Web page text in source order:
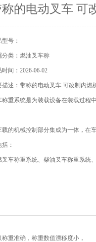
的电动叉车 可
型号：
分类：燃油叉车称
时间：2026-06-02
描述：带称的电动叉车 可改制内燃
称重系统是为装载设备在装载过程
载的机械控制部分集成为一体，在
：
叉车称重系统、柴油叉车称重系统
重准确，称重数值漂移度小，